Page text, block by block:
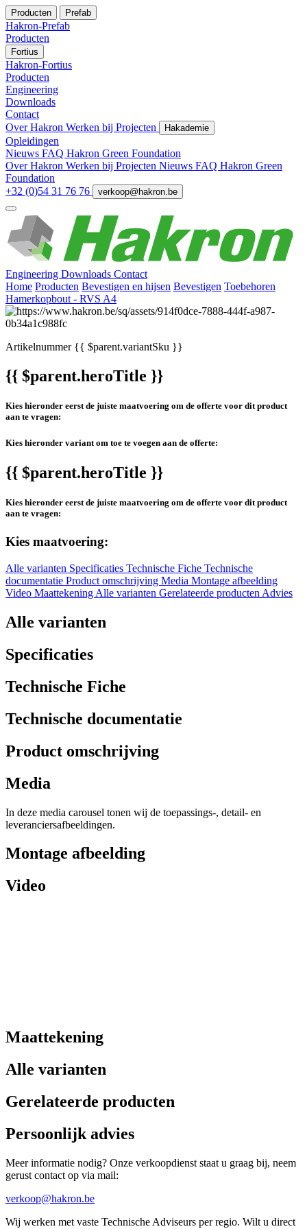
Producten Prefab
Hakron-Prefab
Producten
Fortius
Hakron-Fortius
Producten
Engineering
Downloads
Contact
Over Hakron Werken bij Projecten Hakademie
Opleidingen
Nieuws FAQ Hakron Green Foundation
Over Hakron Werken bij Projecten Nieuws FAQ Hakron Green
Foundation
+32 (0)54 31 76 76
verkoop@hakron.be
Engineering Downloads Contact
Home Producten Bevestigen en hijsen Bevestigen Toebehoren
Hamerkopbout - RVS A4
Artikelnummer{{ $parent.variantSku }}
{{ $parent.heroTitle }}
Kies hieronder eerst de juiste maatvoering om de offerte voor dit product
aan te vragen:
Kies hieronder variant om toe te voegen aan de offerte:
{{ $parent.heroTitle }}
Kies hieronder eerst de juiste maatvoering om de offerte voor dit product
aan te vragen:
Kies maatvoering:
Alle varianten Specificaties Technische Fiche Technische
documentatie Product omschrijving Media Montage afbeelding
Video Maattekening Alle varianten Gerelateerde producten Advies
Alle varianten
Specificaties
Technische Fiche
Technische documentatie
Product omschrijving
Media
In deze media carousel tonen wij de toepassings-, detail- en
leveranciersafbeeldingen.
Montage afbeelding
Video
Maattekening
Alle varianten
Gerelateerde producten
Persoonlijk advies
Meer informatie nodig? Onze verkoopdienst staat u graag bij, neem
gerust contact op via mail:
verkoop@hakron.be
Wij werken met vaste Technische Adviseurs per regio. Wilt u direct